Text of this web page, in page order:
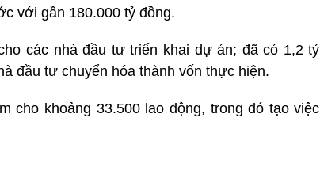
với gần 180.000 tỷ đồng.
các nhà đầu tư triển khai dự án; đã có 1,2 tỷ
đầu tư chuyển hóa thành vốn thực hiện.
cho khoảng 33.500 lao động, trong đó tạo việc